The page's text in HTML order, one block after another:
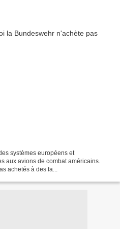
systèmes européens et
aux avions de combat américains.
achetés à des fa...